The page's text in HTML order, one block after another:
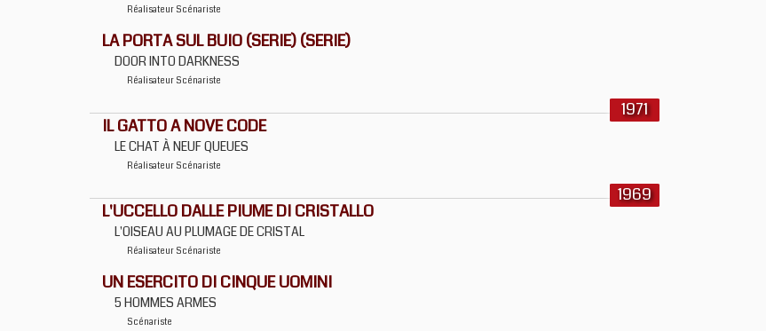
Réalisateur Scénariste
LA PORTA SUL BUIO (SERIE) (SERIE)
DOOR INTO DARKNESS
Réalisateur Scénariste
1971
IL GATTO A NOVE CODE
LE CHAT À NEUF QUEUES
Réalisateur Scénariste
1969
L'UCCELLO DALLE PIUME DI CRISTALLO
L'OISEAU AU PLUMAGE DE CRISTAL
Réalisateur Scénariste
UN ESERCITO DI CINQUE UOMINI
5 HOMMES ARMES
Scénariste